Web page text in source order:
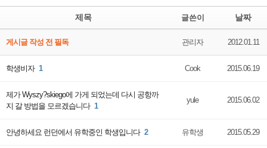
제목 글쓴이 날짜
게시글 작성 전 필독 관리자 2012.01.11
학생비자 1 Cook 2015.06.19
제가 Wyszy?skiego에 가게 되었는데 다시 공항까
지 갈 방법을 모르겠습니다 1
yule 2015.06.02
안녕하세요 런던에서 유학중인 학생입니다 2 유학생 2015.05.29